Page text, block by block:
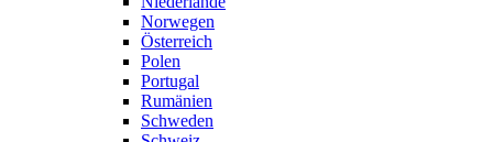
Norwegen
Österreich
Polen
Portugal
Rumänien
Schweden